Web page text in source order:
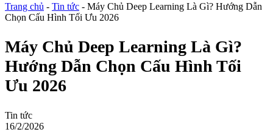
Trang chủ - Tin tức - Máy Chủ Deep Learning Là Gì? Hướng Dẫn
Chọn Cấu Hình Tối Ưu 2026
Máy Chủ Deep Learning Là Gì?
Hướng Dẫn Chọn Cấu Hình Tối
Ưu 2026
Tin tức
16/2/2026